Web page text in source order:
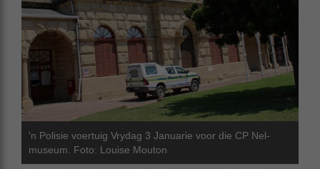
'n Polisie voertuig Vrydag 3 Januarie voor die CP Nel-
museum. Foto: Louise Mouton